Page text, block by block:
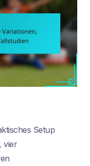
Setup
vier